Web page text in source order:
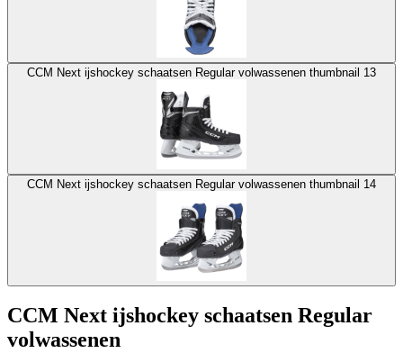
CCM Next ijshockey schaatsen Regular volwassenen thumbnail 13
CCM Next ijshockey schaatsen Regular volwassenen thumbnail 14
CCM Next ijshockey schaatsen Regular
volwassenen